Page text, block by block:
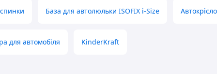
комфорт для маленьких пасажирів.
одночасно регулювати ремені та підголівник
регулюються за розміром дитини. Сидіння
База для автолюльки ISOFIX i-Size
для автомобіля KinderKraft